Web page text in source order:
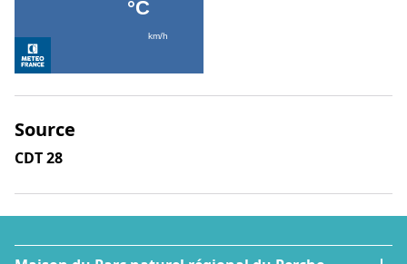
Source
CDT 28